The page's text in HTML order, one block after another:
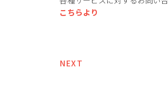
こちらより
投
NEXT